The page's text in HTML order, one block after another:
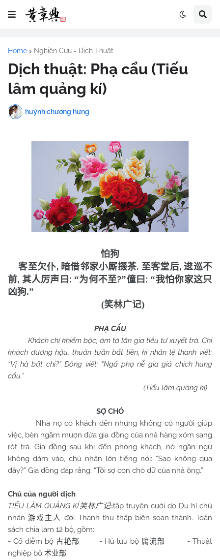
Home Nghiên Cứu - Dịch Thuật
Dịch thuật: Phạ cẩu (Tiếu
lâm quảng kí)
huỳnh chương hưng
怕狗
客至欠仆, 暗借邻家小厮掇茶. 至客堂后, 逡巡不
前, 其人厉声曰 : “为何不至?”僮曰 : “我怕你家这只
凶狗.”
(笑林广记)
PHẠ CẨU
Khách chí khiếm bộc, ám tá lân gia tiểu tư xuyết trà. Chí
khách đường hậu, thuân tuần bất tiền, kì nhân lệ thanh viết:
“Vị hà bất chí?” Đồng viết: “Ngã phạ nễ gia giá chích hung
cẩu.”
(Tiếu lâm quảng kí)
SỢ CHÓ
Nhà nọ có khách đến nhưng không có người giúp
việc, bèn ngầm mượn đứa gia đồng của nhà hàng xóm sang
rót trà. Gia đồng sau khi đến phòng khách, nó ngần ngừ
không dám vào, chủ nhân lớn tiếng nói: “Sao không qua
đây?” Gia đồng đáp rằng: “Tôi sợ con chó dữ của nhà ông.”
Chú của người dịch
TIẾU LÂM QUẢNG KÍ笑林广记:tập truyện cười do Du hí chủ
nhân游戏主人
đời Thanh thu thập biên soạn thành. Toàn
sách chia làm 12 bộ, gồm:
- Cổ diễm bộ 古艳部 - Hủ lưu bộ 腐流部
- Thuật
nghiệp bộ 术业部